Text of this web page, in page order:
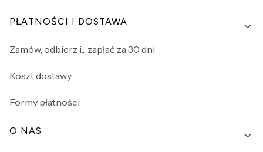
PŁATNOŚCI I DOSTAWA
Zamów, odbierz i... zapłać za 30 dni
Koszt dostawy
Formy płatności
O NAS